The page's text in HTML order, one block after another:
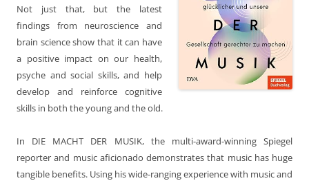
Not just that, but the latest
findings from neuroscience and
brain science show that it can have
a positive impact on our health,
psyche and social skills, and help
develop and reinforce cognitive
skills in both the young and the old.
In DIE MACHT DER MUSIK, the multi-award-winning Spiegel
reporter and music aficionado demonstrates that music has huge
tangible benefits. Using his wide-ranging experience with music and